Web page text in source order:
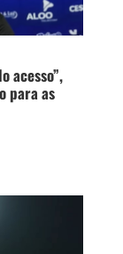
acesso”,
para as